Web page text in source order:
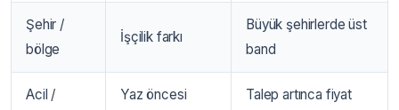
Şehir /
bölge
İşçilik farkı
Büyük şehirlerde üst
band
Acil /
Yaz öncesi
Talep artınca fiyat